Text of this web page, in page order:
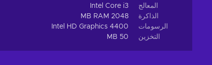
المعالج
Intel Core i3
الذاكرة
2048 MB RAM
الرسومات
Intel HD Graphics 4400
التخزين
50 MB